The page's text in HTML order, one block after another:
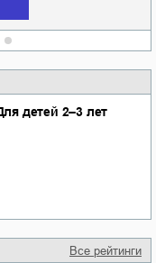
детей 2–3 лет
Все рейтинги